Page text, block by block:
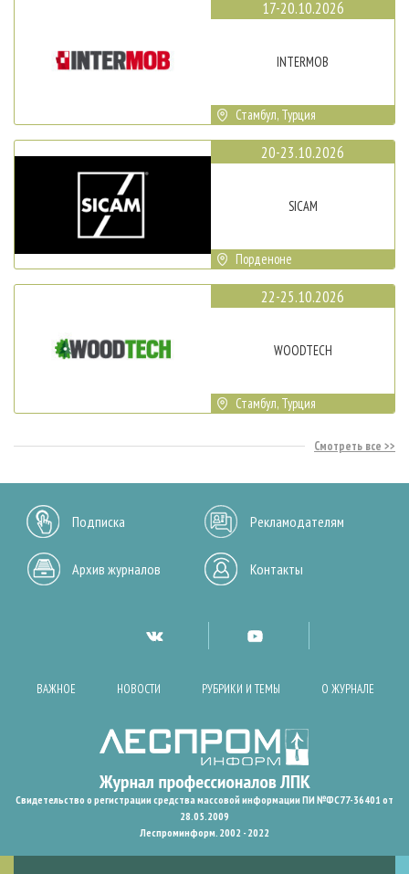
17-20.10.2026
INTERMOB
Стамбул, Турция
20-23.10.2026
SICAM
Порденоне
22-25.10.2026
WOODTECH
Стамбул, Турция
Смотреть все
Подписка Рекламодателям
Архив журналов Контакты
ВАЖНОЕ НОВОСТИ РУБРИКИ И ТЕМЫ О ЖУРНАЛЕ
Свидетельство о регистрации средства массовой информации ПИ №ФС77-36401 от
28.05.2009
Леспроминформ. 2002 - 2022